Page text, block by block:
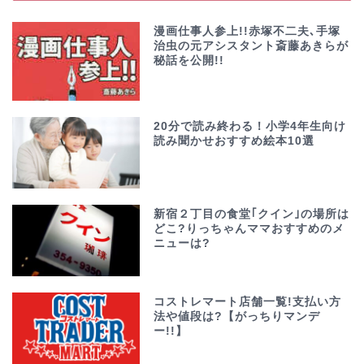
漫画仕事人参上!!赤塚不二夫､手塚
治虫の元アシスタント斎藤あきらが
秘話を公開!!
20分で読み終わる！小学4年生向け
読み聞かせおすすめ絵本10選
新宿２丁目の食堂｢クイン｣の場所は
どこ?りっちゃんママおすすめのメ
ニューは?
コストレマート店舗一覧!支払い方
法や値段は?【がっちりマンデ
ー!!】